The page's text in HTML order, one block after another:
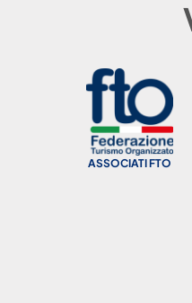
TRAVEL LIFE PARTNER |
committed to